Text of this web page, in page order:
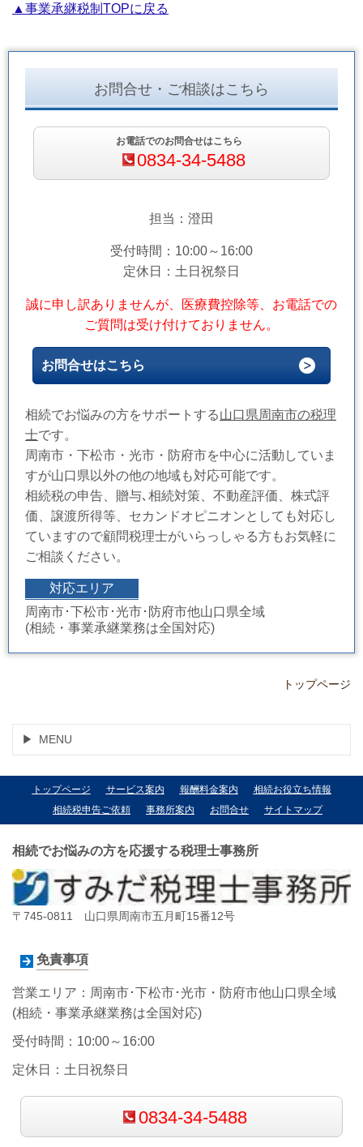
▲事業承継税制TOPに戻る
お問合せ・ご相談はこちら
お電話でのお問合せはこちら
0834-34-5488
担当：澄田
受付時間：10:00～16:00
定休日：土日祝祭日
誠に申し訳ありませんが、医療費控除等、お電話での
ご質問は受け付けておりません。
お問合せはこちら
相続でお悩みの方をサポートする山口県周南市の税理
士です。
周南市・下松市・光市・防府市を中心に活動していま
すが山口県以外の他の地域も対応可能です。
相続税の申告、贈与､相続対策、不動産評価、株式評
価、譲渡所得等、セカンドオピニオンとしても対応し
ていますので顧問税理士がいらっしゃる方もお気軽に
ご相談ください。
対応エリア
周南市･下松市･光市･防府市他山口県全域
(相続・事業承継業務は全国対応)
トップページ
MENU
トップページ サービス案内 報酬料金案内
相続お役立ち情報
相続税申告ご依頼
事務所案内 お問合せ サイトマップ
相続でお悩みの方を応援する税理士事務所
〒745-0811 山口県周南市五月町15番12号
免責事項
営業エリア：周南市･下松市･光市・防府市他山口県全域
(相続・事業承継業務は全国対応)
受付時間：10:00～16:00
定休日：土日祝祭日
0834-34-5488